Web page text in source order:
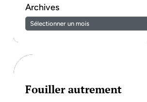
Archives
Fouiller autrement